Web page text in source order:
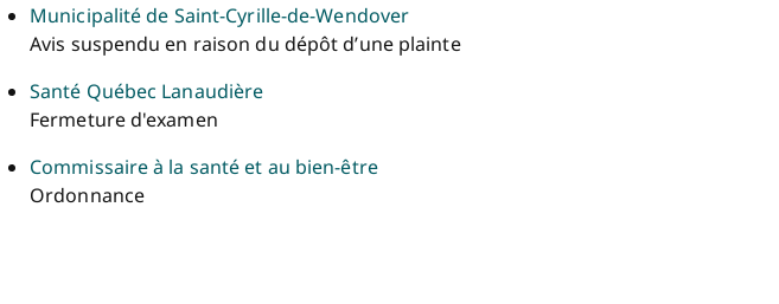
Municipalité de Saint-Cyrille-de-Wendover
Avis suspendu en raison du dépôt d’une plainte
Santé Québec Lanaudière
Fermeture d'examen
Commissaire à la santé et au bien-être
Ordonnance